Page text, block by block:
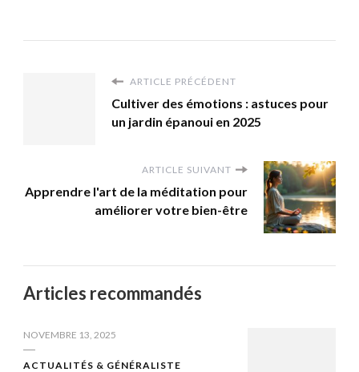
ARTICLE PRÉCÉDENT
Cultiver des émotions : astuces pour
un jardin épanoui en 2025
ARTICLE SUIVANT
Apprendre l'art de la méditation pour
améliorer votre bien-être
Articles recommandés
NOVEMBRE 13, 2025
ACTUALITÉS & GÉNÉRALISTE